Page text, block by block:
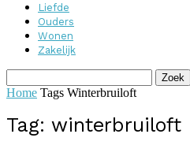
Liefde
Ouders
Wonen
Zakelijk
Home Tags Winterbruiloft
Tag: winterbruiloft